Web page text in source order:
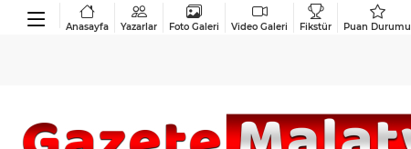
Anasayfa Yazarlar Foto Galeri Video Galeri Fikstür Puan Durumu